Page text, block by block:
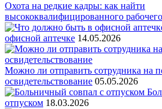
Охота на редкие кадры: как найти
высококвалифицированного рабочего
офисной аптечке 14.05.2026
Можно ли отправить сотрудника на
освидетельствование 05.05.2026
отпуском 18.03.2026